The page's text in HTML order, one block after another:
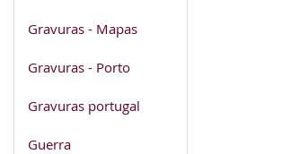
Gravuras - Mapas
Gravuras - Porto
Gravuras portugal
Guerra